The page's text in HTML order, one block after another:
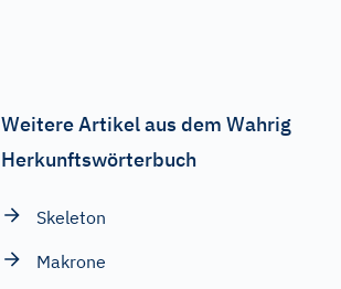
Weitere Artikel aus dem Wahrig
Herkunftswörterbuch
Skeleton
Makrone